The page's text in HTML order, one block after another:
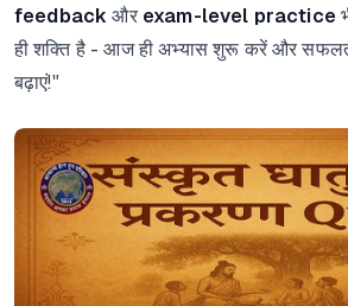
feedback और exam-level practice
ही शक्ति है - आज ही अभ्यास शुरू करें और
बढ़ाएं!"